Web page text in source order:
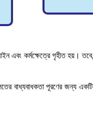
এবং কর্মক্ষেত্রে গৃহীত হয়।
বাধ্যবাধকতা পূরণের জন্য